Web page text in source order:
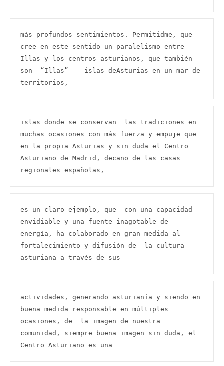
más profundos sentimientos. Permitidme, que
cree en este sentido un paralelismo entre
Illas y los centros asturianos, que también
son  “Illas”  - islas deAsturias en un mar de
territorios,
islas donde se conservan  las tradiciones en
muchas ocasiones con más fuerza y empuje que
en la propia Asturias y sin duda el Centro
Asturiano de Madrid, decano de las casas
regionales españolas,
es un claro ejemplo, que  con una capacidad
envidiable y una fuente inagotable de
energía, ha colaborado en gran medida al
fortalecimiento y difusión de  la cultura
asturiana a través de sus
actividades, generando asturianía y siendo en
buena medida responsable en múltiples
ocasiones, de  la imagen de nuestra
comunidad, siempre buena imagen sin duda, el
Centro Asturiano es una